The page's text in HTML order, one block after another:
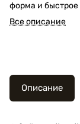
форма и
делают его
выбором.
Все описание
Описание